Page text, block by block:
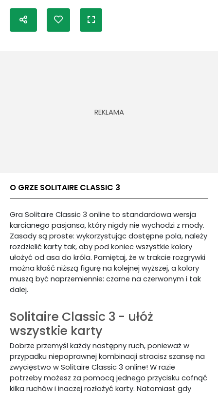
O GRZE SOLITAIRE CLASSIC 3
Gra Solitaire Classic 3 online to standardowa wersja
karcianego pasjansa, który nigdy nie wychodzi z mody.
Zasady są proste: wykorzystując dostępne pola, należy
rozdzielić karty tak, aby pod koniec wszystkie kolory
ułożyć od asa do króla. Pamiętaj, że w trakcie rozgrywki
można kłaść niższą figurę na kolejnej wyższej, a kolory
muszą być naprzemiennie: czarne na czerwonym i tak
dalej.
Solitaire Classic 3 - ułóż
wszystkie karty
Dobrze przemyśl każdy następny ruch, ponieważ w
przypadku niepoprawnej kombinacji stracisz szansę na
zwycięstwo w Solitaire Classic 3 online! W razie
potrzeby możesz za pomocą jednego przycisku cofnąć
kilka ruchów i inaczej rozłożyć karty. Natomiast gdy